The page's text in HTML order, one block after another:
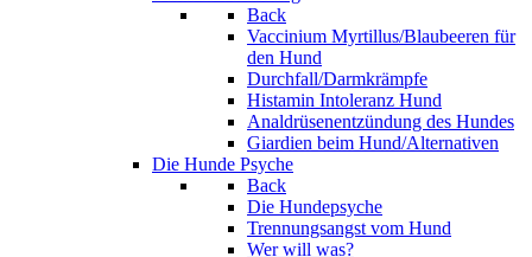
Back
Vaccinium Myrtillus/Blaubeeren für
den Hund
Durchfall/Darmkrämpfe
Histamin Intoleranz Hund
Analdrüsenentzündung des Hundes
Giardien beim Hund/Alternativen
Die Hunde Psyche
Back
Die Hundepsyche
Trennungsangst vom Hund
Wer will was?